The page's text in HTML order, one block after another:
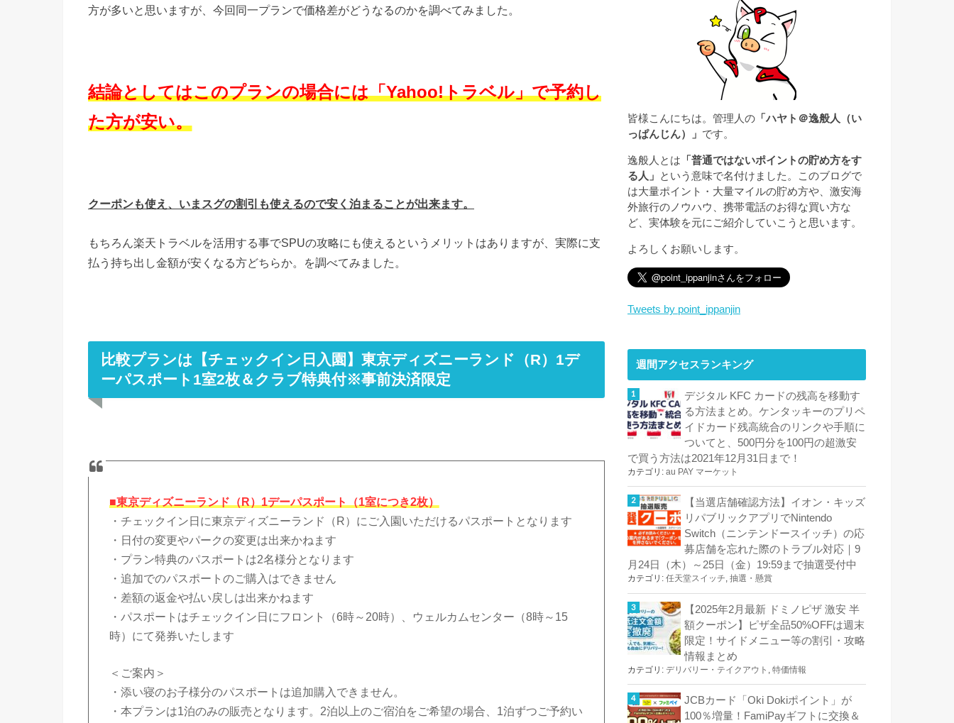
方が多いと思いますが、今回同一プランで価格差がどうなるのかを調べてみました。
結論としてはこのプランの場合には「Yahoo!トラベル」で予約し
た方が安い。
クーポンも使え、いまスグの割引も使えるので安く泊まることが出来ます。
もちろん楽天トラベルを活用する事でSPUの攻略にも使えるというメリットはありますが、実際に支
払う持ち出し金額が安くなる方どちらか。を調べてみました。
比較プランは【チェックイン日入園】東京ディズニーランド（R）1デ
ーパスポート1室2枚＆クラブ特典付※事前決済限定
■東京ディズニーランド（R）1デーパスポート（1室につき2枚）
・チェックイン日に東京ディズニーランド（R）にご入園いただけるパスポートとなります
・日付の変更やパークの変更は出来かねます
・プラン特典のパスポートは2名様分となります
・追加でのパスポートのご購入はできません
・差額の返金や払い戻しは出来かねます
・パスポートはチェックイン日にフロント（6時～20時）、ウェルカムセンター（8時～15
時）にて発券いたします
＜ご案内＞
・添い寝のお子様分のパスポートは追加購入できません。
・本プランは1泊のみの販売となります。2泊以上のご宿泊をご希望の場合、1泊ずつご予約い
皆様こんにちは。管理人の 「ハヤト＠逸般人（い
っぱんじん）」 です。
逸般人とは 「普通ではないポイントの貯め方をす
る人」
という意味で名付けました。このブログで
は大量ポイント・大量マイルの貯め方や、激安海
外旅行のノウハウ、携帯電話のお得な買い方な
ど、実体験を元にご紹介していこうと思います。
よろしくお願いします。
Tweets by point_ippanjin
週間アクセスランキング
デジタル KFC カードの残高を移動す
る方法まとめ。ケンタッキーのプリペ
イドカード残高統合のリンクや手順に
ついてと、500円分を100円の超激安
で買う方法は2021年12月31日まで！
カテゴリ: au PAY マーケット
【当選店舗確認方法】イオン・キッズ
リパブリックアプリでNintendo
Switch（ニンテンドースイッチ）の応
募店舗を忘れた際のトラブル対応｜9
月24日（木）～25日（金）19:59まで抽選受付中
カテゴリ: 任天堂スイッチ, 抽選・懸賞
【2025年2月最新 ドミノピザ 激安 半
額クーポン】ピザ全品50%OFFは週末
限定！サイドメニュー等の割引・攻略
情報まとめ
カテゴリ: デリバリー・テイクアウト 特価情報
JCBカード「Oki Dokiポイント」が
100％増量！FamiPayギフトに交換＆